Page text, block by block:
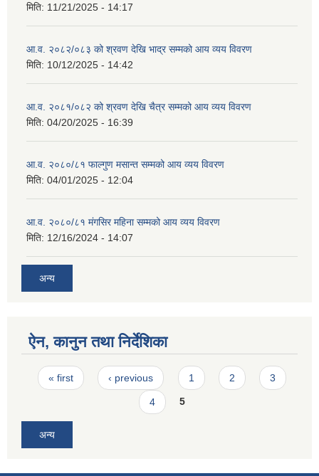
मिति: 11/21/2025 - 14:17
आ.व. २०८२/०८३ को श्रवण देखि भाद्र सम्मको आय व्यय विवरण
मिति: 10/12/2025 - 14:42
आ.व. २०८१/०८२ को श्रवण देखि चैत्र सम्मको आय व्यय विवरण
मिति: 04/20/2025 - 16:39
आ.व. २०८०/८१ फाल्गुण मसान्त सम्मको आय व्यय विवरण
मिति: 04/01/2025 - 12:04
आ.व. २०८०/८१ मंगसिर महिना सम्मको आय व्यय विवरण
मिति: 12/16/2024 - 14:07
अन्य
ऐन, कानुन तथा निर्देशिका
Pages
« first ‹ previous 1 2 3
4 5
अन्य